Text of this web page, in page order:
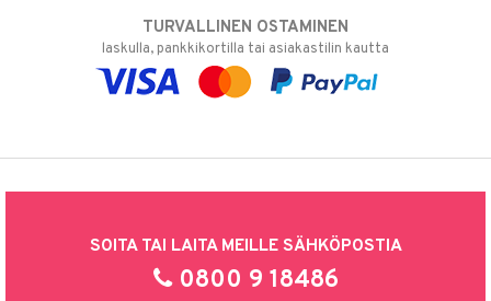
TURVALLINEN OSTAMINEN
laskulla, pankkikortilla tai asiakastilin kautta
SOITA TAI LAITA MEILLE SÄHKÖPOSTIA
0800 9 18486